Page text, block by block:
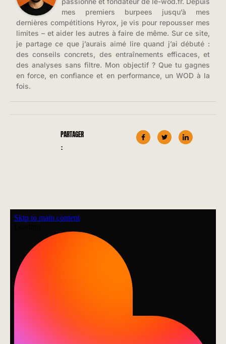
mes premiers burpees jusqu’à mes
dernières compétitions Hyrox, je vis pour repousser mes
limites – et aider les autres à faire de même. Sur ce site,
je partage ce que j’aurais aimé lire quand j’ai débuté :
des conseils concrets, des entraînements efficaces, et
des analyses sans filtre. Mon objectif ? Que tu gagnes
en force, en confiance et en performance, un WOD à la
fois.
PARTAGER
: